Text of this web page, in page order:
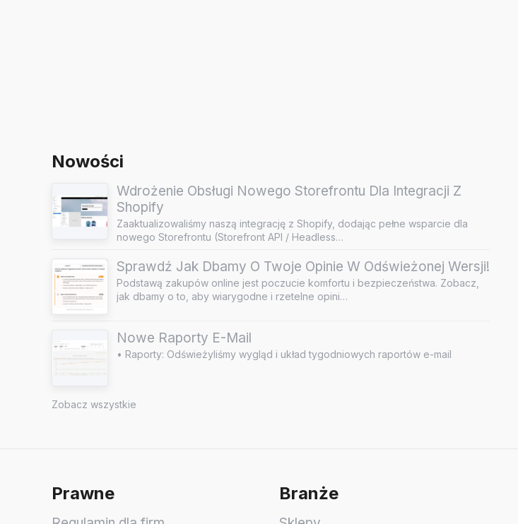
Nowości
Wdrożenie Obsługi Nowego Storefrontu Dla Integracji Z
Shopify
Zaaktualizowaliśmy naszą integrację z Shopify, dodając pełne wsparcie dla
nowego Storefrontu (Storefront API / Headless…
Sprawdź Jak Dbamy O Twoje Opinie W Odświeżonej Wersji!
Podstawą zakupów online jest poczucie komfortu i bezpieczeństwa. Zobacz,
jak dbamy o to, aby wiarygodne i rzetelne opini…
Nowe Raporty E-Mail
• Raporty: Odświeżyliśmy wygląd i układ tygodniowych raportów e-mail
Zobacz wszystkie
Prawne Branże